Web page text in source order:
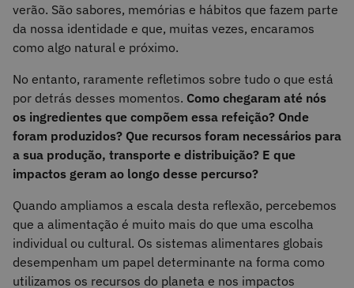
verão. São sabores, memórias e hábitos que fazem parte
da nossa identidade e que, muitas vezes, encaramos
como algo natural e próximo.
No entanto, raramente refletimos sobre tudo o que está
por detrás desses momentos. Como chegaram até nós
os ingredientes que compõem essa refeição? Onde
foram produzidos? Que recursos foram necessários para
a sua produção, transporte e distribuição? E que
impactos geram ao longo desse percurso?
Quando ampliamos a escala desta reflexão, percebemos
que a alimentação é muito mais do que uma escolha
individual ou cultural. Os sistemas alimentares globais
desempenham um papel determinante na forma como
utilizamos os recursos do planeta e nos impactos